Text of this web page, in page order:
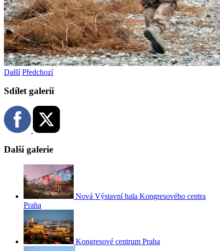
Další Předchozí
Sdílet galerii
Další galerie
Nová Výstavní hala Kongresového centra
Praha
Kongresové centrum Praha